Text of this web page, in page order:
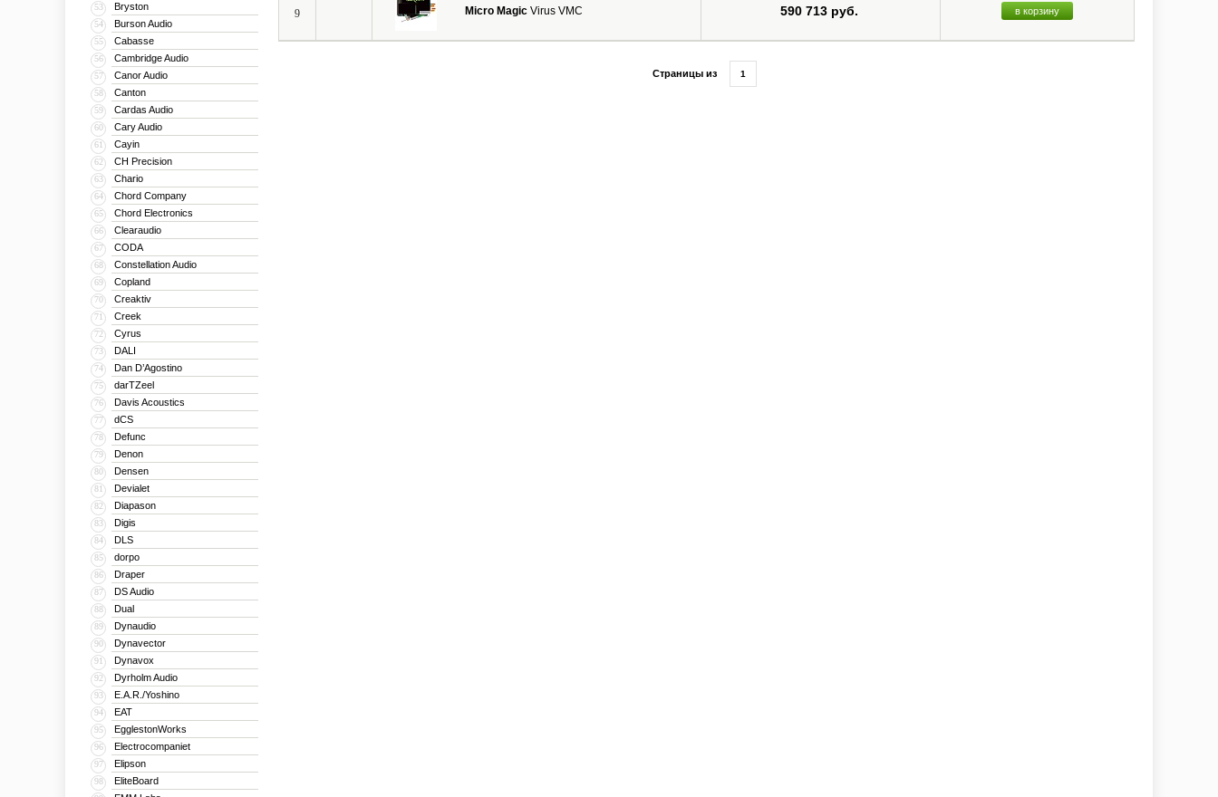
53 Bryston
54 Burson Audio
55 Cabasse
56 Cambridge Audio
57 Canor Audio
58 Canton
59 Cardas Audio
60 Cary Audio
61 Cayin
62 CH Precision
63 Chario
64 Chord Company
65 Chord Electronics
66 Clearaudio
67 CODA
68 Constellation Audio
69 Copland
70 Creaktiv
71 Creek
72 Cyrus
73 DALI
74 Dan D’Agostino
75 darTZeel
76 Davis Acoustics
77 dCS
78 Defunc
79 Denon
80 Densen
81 Devialet
82 Diapason
83 Digis
84 DLS
85 dorpo
86 Draper
87 DS Audio
88 Dual
89 Dynaudio
90 Dynavector
91 Dynavox
92 Dyrholm Audio
93 E.A.R./Yoshino
94 EAT
95 EgglestonWorks
96 Electrocompaniet
97 Elipson
98 EliteBoard
9 Micro Magic Virus VMC 590 713 руб. в корзину
Страницы из 1